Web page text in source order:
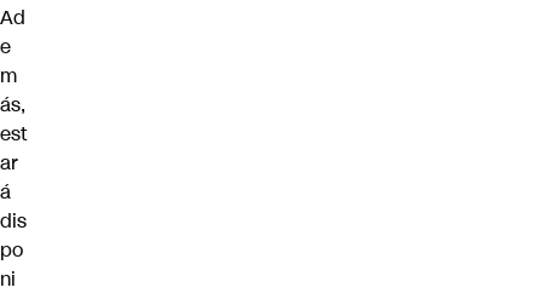
Ad
e
m
ás,
est
ar
á
dis
po
ni